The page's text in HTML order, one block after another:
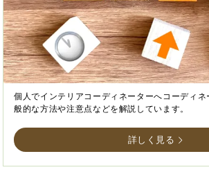
個人でインテリアコーディネーターへコーディ
般的な方法や注意点などを解説しています。
詳しく見る